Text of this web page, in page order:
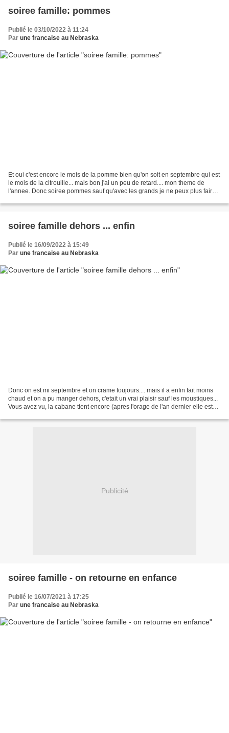
soiree famille: pommes
Publié le 03/10/2022 à 11:24
Par une francaise au Nebraska
Et oui c'est encore le mois de la pomme bien qu'on soit en septembre qui est
le mois de la citrouille... mais bon j'ai un peu de retard.... mon theme de
l'annee. Donc soiree pommes sauf qu'avec les grands je ne peux plus faire
soiree famille dehors ... enfin
Publié le 16/09/2022 à 15:49
Par une francaise au Nebraska
Donc on est mi septembre et on crame toujours.... mais il a enfin fait moins
chaud et on a pu manger dehors, c'etait un vrai plaisir sauf les moustiques...
Vous avez vu, la cabane tient encore (apres l'orage de l'an dernier elle est
Publicité
soiree famille - on retourne en enfance
Publié le 16/07/2021 à 17:25
Par une francaise au Nebraska